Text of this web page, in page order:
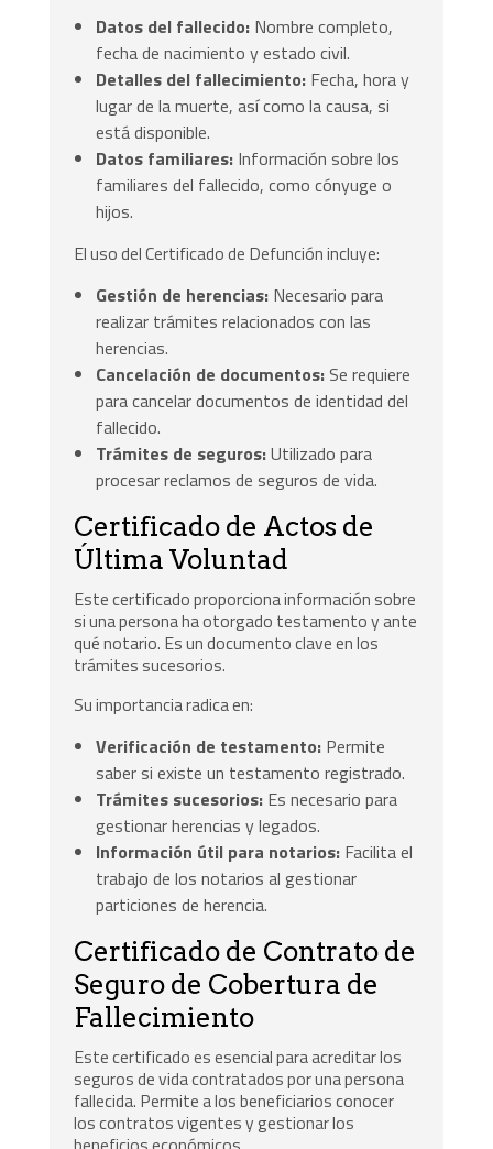
Datos del fallecido: Nombre completo,
fecha de nacimiento y estado civil.
Detalles del fallecimiento: Fecha, hora y
lugar de la muerte, así como la causa, si
está disponible.
Datos familiares: Información sobre los
familiares del fallecido, como cónyuge o
hijos.
El uso del Certificado de Defunción incluye:
Gestión de herencias: Necesario para
realizar trámites relacionados con las
herencias.
Cancelación de documentos: Se requiere
para cancelar documentos de identidad del
fallecido.
Trámites de seguros:Utilizado para
procesar reclamos de seguros de vida.
Certificado de Actos de
Última Voluntad
Este certificado proporciona información sobre
si una persona ha otorgado testamento y ante
qué notario. Es un documento clave en los
trámites sucesorios.
Su importancia radica en:
Verificación de testamento: Permite
saber si existe un testamento registrado.
Trámites sucesorios: Es necesario para
gestionar herencias y legados.
Información útil para notarios: Facilita el
trabajo de los notarios al gestionar
particiones de herencia.
Certificado de Contrato de
Seguro de Cobertura de
Fallecimiento
Este certificado es esencial para acreditar los
seguros de vida contratados por una persona
fallecida. Permite a los beneficiarios conocer
los contratos vigentes y gestionar los